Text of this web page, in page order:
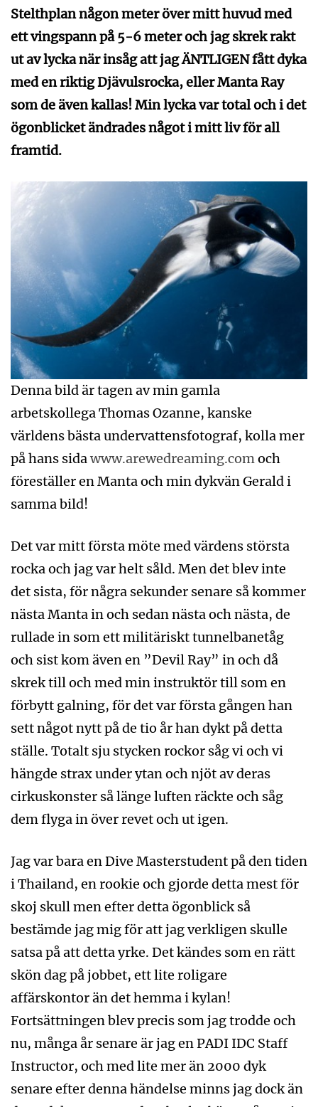
Stelthplan någon meter över mitt huvud med
ett vingspann på 5-6 meter och jag skrek rakt
ut av lycka när insåg att jag ÄNTLIGEN fått dyka
med en riktig Djävulsrocka, eller Manta Ray
som de även kallas! Min lycka var total och i det
ögonblicket ändrades något i mitt liv för all
framtid.
Denna bild är tagen av min gamla
arbetskollega Thomas Ozanne, kanske
världens bästa undervattensfotograf, kolla mer
på hans sidawww.arewedreaming.comoch
föreställer en Manta och min dykvän Gerald i
samma bild!
Det var mitt första möte med värdens största
rocka och jag var helt såld. Men det blev inte
det sista, för några sekunder senare så kommer
nästa Manta in och sedan nästa och nästa, de
rullade in som ett militäriskt tunnelbanetåg
och sist kom även en ”Devil Ray” in och då
skrek till och med min instruktör till som en
förbytt galning, för det var första gången han
sett något nytt på de tio år han dykt på detta
ställe. Totalt sju stycken rockor såg vi och vi
hängde strax under ytan och njöt av deras
cirkuskonster så länge luften räckte och såg
dem flyga in över revet och ut igen.
Jag var bara en Dive Masterstudent på den tiden
i Thailand, en rookie och gjorde detta mest för
skoj skull men efter detta ögonblick så
bestämde jag mig för att jag verkligen skulle
satsa på att detta yrke. Det kändes som en rätt
skön dag på jobbet, ett lite roligare
affärskontor än det hemma i kylan!
Fortsättningen blev precis som jag trodde och
nu, många år senare är jag en PADI IDC Staff
Instructor, och med lite mer än 2000 dyk
senare efter denna händelse minns jag dock än